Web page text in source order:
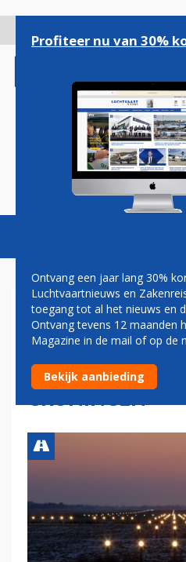
gaan
Magazine
STRIJD OVER
KOSTEN
GRONINGEN
Profiteer nu van 30%
Ontvang een jaar lang 30%
Luchtvaartnieuws en
toegang tot al het nieuws en
Ontvang tevens 12 maanden
Magazine in de mail of op de
Bekijk aanbieding